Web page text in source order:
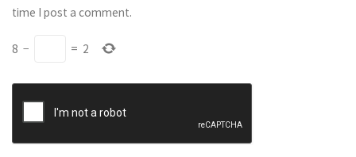
time I post a comment.
8 − = 2